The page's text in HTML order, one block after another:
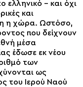
ελληνικό – και όχι
και
η χώρα. Ωστόσο,
που δείχνουν
μέσα
έδωσε εκ νέου
των
ως
του Ιερού Ναού